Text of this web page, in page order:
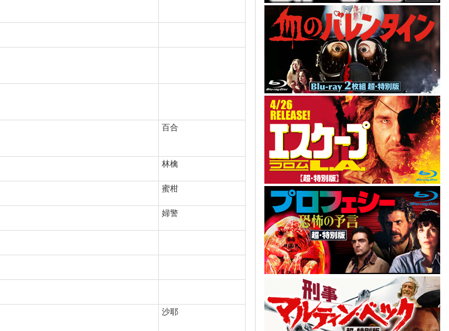
百合
林檎
蜜柑
婦警
沙耶